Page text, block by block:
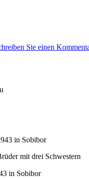
Sie einen
in Sobibor
mit drei Schwestern
in Sobibor